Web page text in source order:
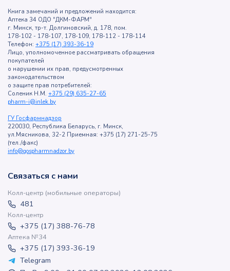
Книга замечаний и предложений находится:
Аптека 34 ОДО "ДКМ-ФАРМ"
г. Минск, тр-т. Долгиновский, д. 178, пом.
178-102 - 178-107, 178-109, 178-112 - 178-114
Телефон: +375 (17) 393-36-19
Лицо, уполномоченное рассматривать обращения
покупателей
о нарушении их прав, предусмотренных
законодательством
о защите прав потребителей:
Соленик Н.М. +375 (29) 635-27-65
pharm-i@inlek.by
ГУ Госфармнадзор
220030, Республика Беларусь, г. Минск,
ул.Мясникова, 32-2 Приемная: +375 (17) 271-25-75
(тел./факс)
info@gospharmnadzor.by
Связаться с нами
Колл-центр (мобильные операторы)
481
Колл-центр
+375 (17) 388-76-78
Аптека №34
+375 (17) 393-36-19
Telegram